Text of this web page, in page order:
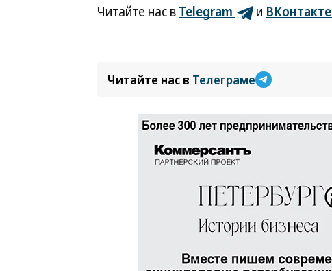
Читайте нас вTelegram и ВКонтакте
Читайте нас в Телеграме